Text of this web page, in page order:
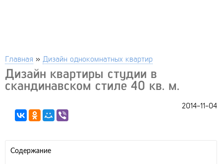
Главная » Дизайн однокомнатных квартир
Дизайн квартиры студии в
скандинавском стиле 40 кв. м.
2014-11-04
Содержание